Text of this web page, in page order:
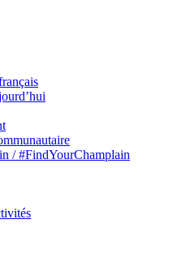
/ #FindYourChamplain